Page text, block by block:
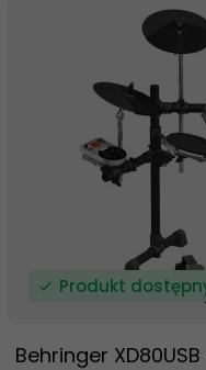
Produkt
Behringer